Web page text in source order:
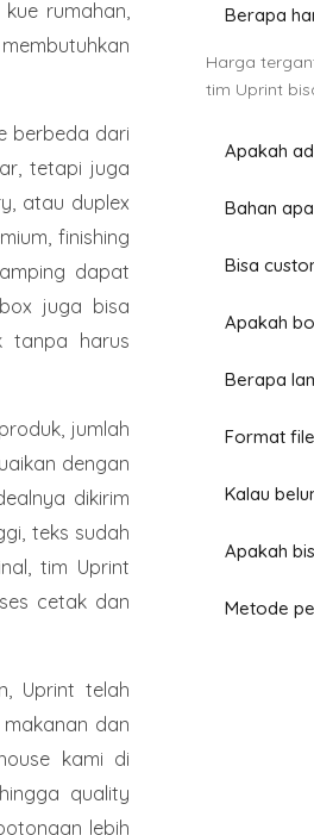
rumahan,
berbeda dari
tetapi juga
atau duplex
finishing
dapat
juga bisa
tanpa harus
jumlah
dengan
dikirim
teks sudah
tim Uprint
cetak dan
Uprint telah
dan
kami di
quality
lebih
Berapa
Harga
tim Uprint
Apakah
Bahan
Bisa
Apakah
Berapa
Format
Kalau
Apakah
Metode